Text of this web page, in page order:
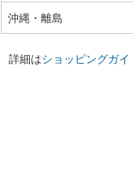
沖縄・離島
詳細はショッピングガイ